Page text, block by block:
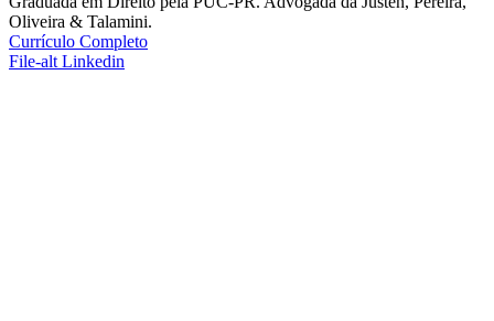
Oliveira & Talamini.
Currículo Completo
File-alt Linkedin